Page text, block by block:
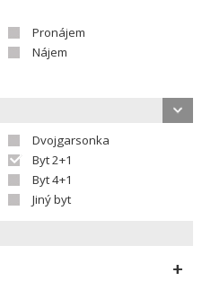
Pronájem
Nájem
Dvojgarsonka
Byt 2+1
Byt 4+1
Jiný byt